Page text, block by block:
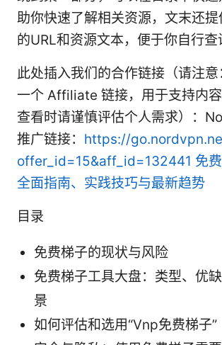
助你快速了解相关资源，文末还提
的URL和资源文本，便于你自行查
此处插入我们的合作链接（请注
一个 Affiliate 链接，用于支持内
查看时请谨慎评估个人需求）：
推广链接： https://
offer_id=15&aff_id=132441 免
全面指南、实践技巧与最新趋势
目录
免费梯子的现状与风险
免费梯子工具大盘：类型、优
景
如何评估和选用“Vnp免费梯子”